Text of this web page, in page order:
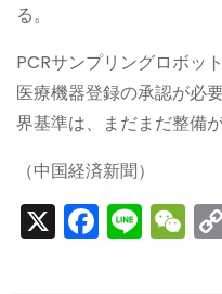
る。
PCRサンプリングロボッ
医療機器登録の承認が必
界基準は、まだまだ整備が
（中国経済新聞）
X F
a
Li
n
W
e